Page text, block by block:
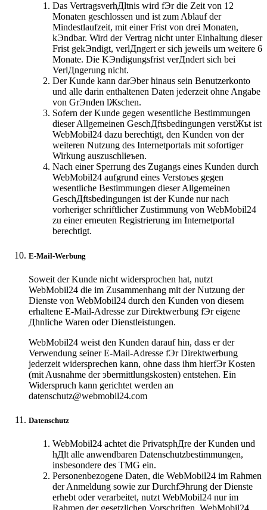
Das VertragsverhДltnis wird fЭr die Zeit von 12
Monaten geschlossen und ist zum Ablauf der
Mindestlaufzeit, mit einer Frist von drei Monaten,
kЭndbar. Wird der Vertrag nicht unter Einhaltung dieser
Frist gekЭndigt, verlДngert er sich jeweils um weitere 6
Monate. Die KЭndigungsfrist verДndert sich bei
VerlДngerung nicht.
Der Kunde kann darЭber hinaus sein Benutzerkonto
und alle darin enthaltenen Daten jederzeit ohne Angabe
von GrЭnden lЖschen.
Sofern der Kunde gegen wesentliche Bestimmungen
dieser Allgemeinen GeschДftsbedingungen verstЖъt ist
WebMobil24 dazu berechtigt, den Kunden von der
weiteren Nutzung des Internetportals mit sofortiger
Wirkung auszuschlieъen.
Nach einer Sperrung des Zugangs eines Kunden durch
WebMobil24 aufgrund eines Verstoъes gegen
wesentliche Bestimmungen dieser Allgemeinen
GeschДftsbedingungen ist der Kunde nur nach
vorheriger schriftlicher Zustimmung von WebMobil24
zu einer erneuten Registrierung im Internetportal
berechtigt.
E-Mail-Werbung
Soweit der Kunde nicht widersprochen hat, nutzt
WebMobil24 die im Zusammenhang mit der Nutzung der
Dienste von WebMobil24 durch den Kunden von diesem
erhaltene E-Mail-Adresse zur Direktwerbung fЭr eigene
Дhnliche Waren oder Dienstleistungen.
WebMobil24 weist den Kunden darauf hin, dass er der
Verwendung seiner E-Mail-Adresse fЭr Direktwerbung
jederzeit widersprechen kann, ohne dass ihm hierfЭr Kosten
(mit Ausnahme der эbermittlungskosten) entstehen. Ein
Widerspruch kann gerichtet werden an
datenschutz@webmobil24.com
Datenschutz
WebMobil24 achtet die PrivatsphДre der Kunden und
hДlt alle anwendbaren Datenschutzbestimmungen,
insbesondere des TMG ein.
Personenbezogene Daten, die WebMobil24 im Rahmen
der Anmeldung sowie zur DurchfЭhrung der Dienste
erhebt oder verarbeitet, nutzt WebMobil24 nur im
Rahmen der gesetzlichen Vorschriften. WebMobil24